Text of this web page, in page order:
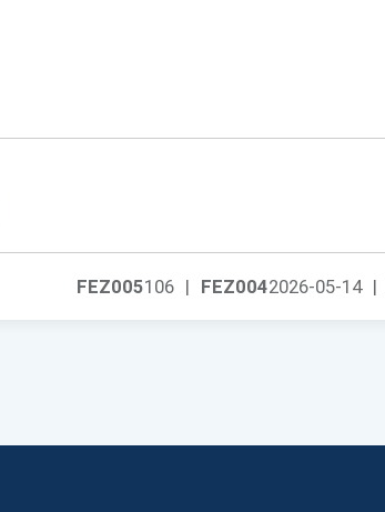
FEZ0042026-05-14 |
FEZ005106 |